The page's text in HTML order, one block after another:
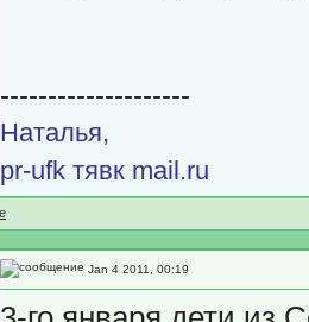
--------------------
Наталья,
pr-ufk тявк mail.ru
Jan 4 2011, 00:19